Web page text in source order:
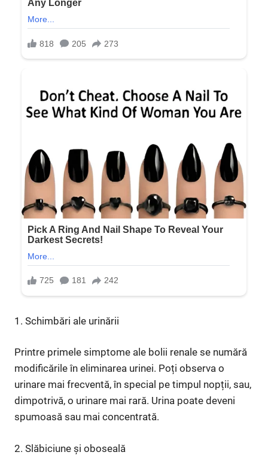
1. Schimbări ale urinării
Printre primele simptome ale bolii renale se numără
modificările în eliminarea urinei. Poți observa o
urinare mai frecventă, în special pe timpul nopții, sau,
dimpotrivă, o urinare mai rară. Urina poate deveni
spumoasă sau mai concentrată.
2. Slăbiciune și oboseală